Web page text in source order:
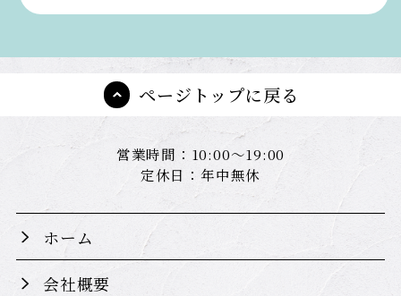
ページトップに戻る
営業時間：10:00～19:00
定休日：年中無休
ホーム
会社概要